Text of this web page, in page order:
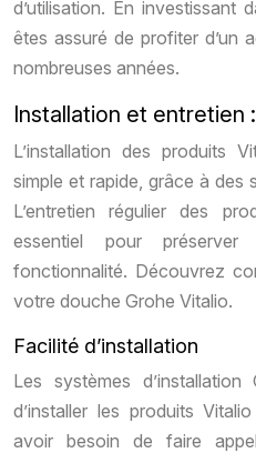
d’utilisation. En investissant
êtes assuré de profiter d’un
nombreuses années.
Installation et entretien
L’installation des produits
simple et rapide, grâce à des
L’entretien régulier des
essentiel pour
fonctionnalité. Découvrez
votre douche Grohe Vitalio.
Facilité d’installation
Les systèmes
d’installer les produits
avoir besoin de faire